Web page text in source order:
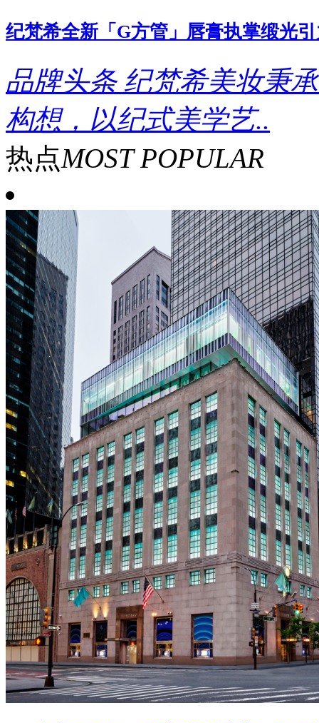
纪梵希全新「G方管」唇膏执掌缎光
品牌头条 纪梵希美妆秉
构想，以纪式美学艺..
热点MOST POPULAR